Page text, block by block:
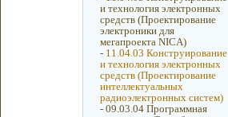
и технология электронных
средств (Проектирование
электроники для
мегапроекта NICA)
- 11.04.03 Конструирование
и технология электронных
средств (Проектирование
интеллектуальных
радиоэлектронных систем)
- 09.03.04 Программная